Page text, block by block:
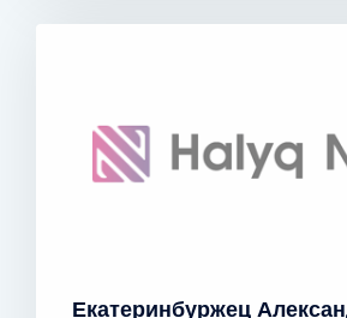
Екатеринбуржец